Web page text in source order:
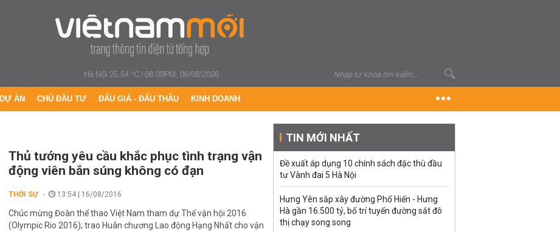
Hà Nội 25.54 °C|08:09PM, 06/08/2026
DỰ ÁN CHỦ ĐẦU TƯ ĐẤU GIÁ - ĐẤU THẦU KINH DOANH
Thủ tướng yêu cầu khắc phục tình trạng vận
động viên bắn súng không có đạn
THỜI SỰ 13:54 | 16/08/2016
Chúc mừng Đoàn thể thao Việt Nam tham dự Thế vận hội 2016
(Olympic Rio 2016); trao Huân chương Lao động Hạng Nhất cho vận
TIN MỚI NHẤT
Đề xuất áp dụng 10 chính sách đặc thù đầu
tư Vành đai 5 Hà Nội
Hưng Yên sắp xây đường Phố Hiến - Hưng
Hà gần 16.500 tỷ, bố trí tuyến đường sắt đô
thị chạy song song